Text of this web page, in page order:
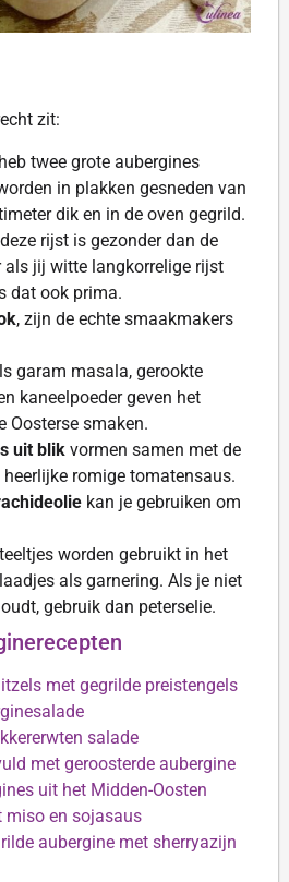
zit:
twee grote aubergines
in plakken gesneden van
dik en in de oven gegrild.
rijst is gezonder dan de
jij witte langkorrelige rijst
dat ook prima.
, zijn de echte smaakmakers
garam masala, gerookte
kaneelpoeder geven het
Oosterse smaken.
uit blik vormen samen met de
romige tomatensaus.
kan je gebruiken om
worden gebruikt in het
als garnering. Als je niet
gebruik dan peterselie.
met gegrilde preistengels
salade
met geroosterde aubergine
uit het Midden-Oosten
miso en sojasaus
aubergine met sherryazijn